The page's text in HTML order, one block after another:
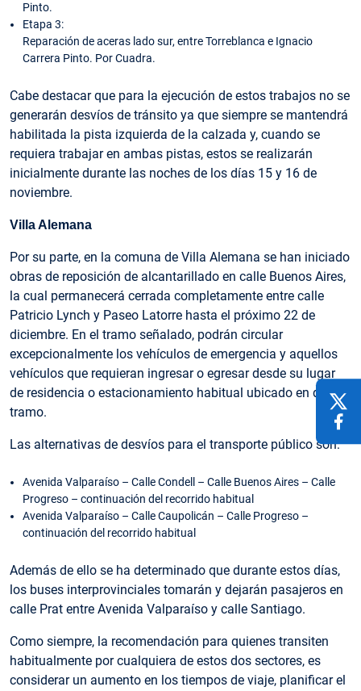
Pinto.
Etapa 3:
Reparación de aceras lado sur, entre Torreblanca e Ignacio
Carrera Pinto. Por Cuadra.
Cabe destacar que para la ejecución de estos trabajos no se
generarán desvíos de tránsito ya que siempre se mantendrá
habilitada la pista izquierda de la calzada y, cuando se
requiera trabajar en ambas pistas, estos se realizarán
inicialmente durante las noches de los días 15 y 16 de
noviembre.
Villa Alemana
Por su parte, en la comuna de Villa Alemana se han iniciado
obras de reposición de alcantarillado en calle Buenos Aires,
la cual permanecerá cerrada completamente entre calle
Patricio Lynch y Paseo Latorre hasta el próximo 22 de
diciembre. En el tramo señalado, podrán circular
excepcionalmente los vehículos de emergencia y aquellos
vehículos que requieran ingresar o egresar desde su lugar
de residencia o estacionamiento habitual ubicado en dicho
tramo.
Las alternativas de desvíos para el transporte público son:
Avenida Valparaíso – Calle Condell – Calle Buenos Aires – Calle
Progreso – continuación del recorrido habitual
Avenida Valparaíso – Calle Caupolicán – Calle Progreso –
continuación del recorrido habitual
Además de ello se ha determinado que durante estos días,
los buses interprovinciales tomarán y dejarán pasajeros en
calle Prat entre Avenida Valparaíso y calle Santiago.
Como siempre, la recomendación para quienes transiten
habitualmente por cualquiera de estos dos sectores, es
considerar un aumento en los tiempos de viaje, planificar el